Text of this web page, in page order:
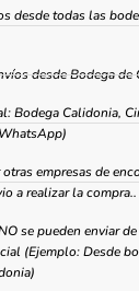
desde todas las
desde Bodega de
Bodega Calidonia,
empresas de
a realizar la compra..
se pueden enviar
(Ejemplo: Desde